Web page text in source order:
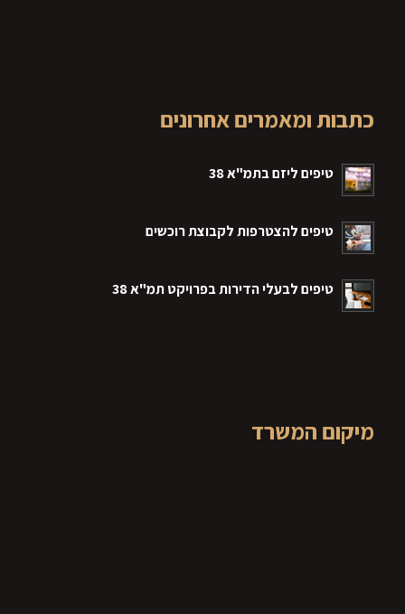
כתבות ומאמרים אחרונים
טיפים ליזם בתמ"א 38
טיפים להצטרפות לקבוצת רוכשים
טיפים לבעלי הדירות בפרויקט תמ"א 38
מיקום המשרד